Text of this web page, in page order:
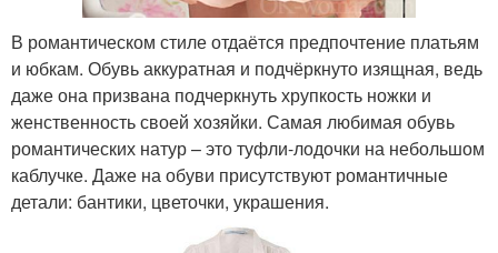
В романтическом стиле отдаётся предпочтение платьям
и юбкам. Обувь аккуратная и подчёркнуто изящная, ведь
даже она призвана подчеркнуть хрупкость ножки и
женственность своей хозяйки. Самая любимая обувь
романтических натур – это туфли-лодочки на небольшом
каблучке. Даже на обуви присутствуют романтичные
детали: бантики, цветочки, украшения.